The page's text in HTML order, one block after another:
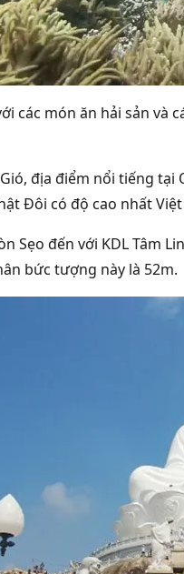
các món ăn hải sản
địa điểm nổi tiếng
Đôi có độ cao nhất
Sẹo đến với KDL Tâm
bức tượng này là 52m.